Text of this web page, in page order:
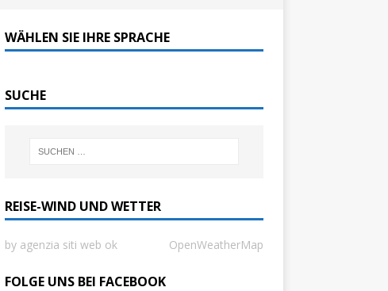
WÄHLEN SIE IHRE SPRACHE
SUCHE
REISE-WIND UND WETTER
by agenzia siti web ok OpenWeatherMap
FOLGE UNS BEI FACEBOOK